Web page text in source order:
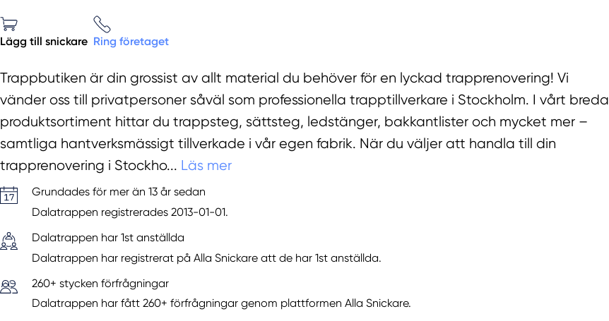
Lägg till snickare Ring företaget
Trappbutiken är din grossist av allt material du behöver för en lyckad trapprenovering! Vi
vänder oss till privatpersoner såväl som professionella trapptillverkare i Stockholm. I vårt breda
produktsortiment hittar du trappsteg, sättsteg, ledstänger, bakkantlister och mycket mer –
samtliga hantverksmässigt tillverkade i vår egen fabrik. När du väljer att handla till din
trapprenovering i Stockho... Läs mer
Grundades för mer än 13 år sedan
Dalatrappen registrerades 2013-01-01.
Dalatrappen har 1st anställda
Dalatrappen har registrerat på Alla Snickare att de har 1st anställda.
260+ stycken förfrågningar
Dalatrappen har fått 260+ förfrågningar genom plattformen Alla Snickare.